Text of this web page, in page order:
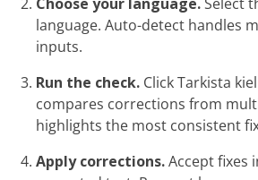
language. Auto-detect handles
inputs.
Run the check. Click Tarkista
compares corrections from
highlights the most consistent
Apply corrections.Accept fixes